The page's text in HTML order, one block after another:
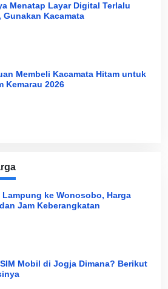
Menatap Layar Digital Terlalu
Gunakan Kacamata
Membeli Kacamata Hitam untuk
Kemarau 2026
Lampung ke Wonosobo, Harga
Jam Keberangkatan
Mobil di Jogja Dimana? Berikut